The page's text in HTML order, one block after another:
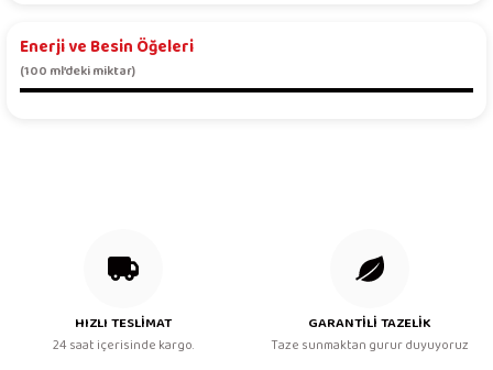
iletebilirsiniz.
Görüş ve önerileriniz için teşekkür ederiz.
Enerji ve Besin Öğeleri
(100 ml’deki miktar)
HIZLI TESLİMAT
24 saat içerisinde kargo.
GARANTİLİ TAZELİK
Taze sunmaktan gurur duyuyoruz